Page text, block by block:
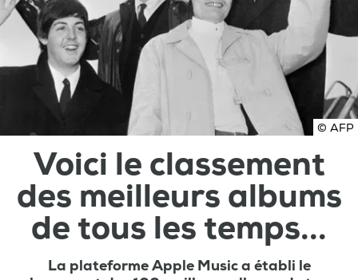
© AFP
Voici le classement
des meilleurs albums
de tous les temps...
La plateforme Apple Music a établi le